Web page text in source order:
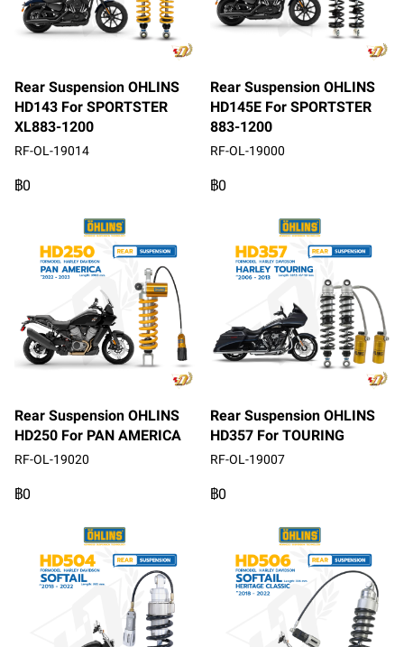
Rear Suspension OHLINS
HD143 For SPORTSTER
XL883-1200
RF-OL-19014
฿0
Rear Suspension OHLINS
HD145E For SPORTSTER
883-1200
RF-OL-19000
฿0
Rear Suspension OHLINS
HD250 For PAN AMERICA
RF-OL-19020
฿0
Rear Suspension OHLINS
HD357 For TOURING
RF-OL-19007
฿0